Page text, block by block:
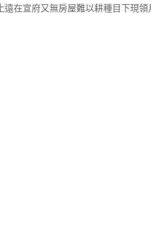
在宣府又無房屋難以耕種目下現領